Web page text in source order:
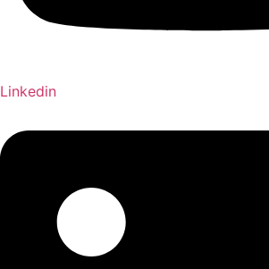
Linkedin